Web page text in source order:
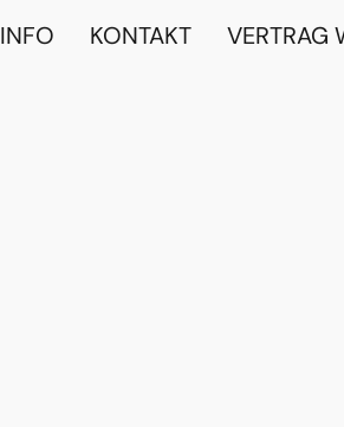
INFO KONTAKT VERTRAG